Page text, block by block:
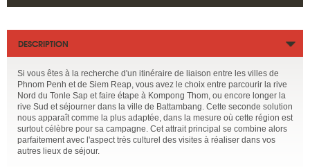
DESCRIPTION
Si vous êtes à la recherche d'un itinéraire de liaison entre les villes de
Phnom Penh et de Siem Reap, vous avez le choix entre parcourir la rive
Nord du Tonle Sap et faire étape à Kompong Thom, ou encore longer la
rive Sud et séjourner dans la ville de Battambang. Cette seconde solution
nous apparaît comme la plus adaptée, dans la mesure où cette région est
surtout célèbre pour sa campagne. Cet attrait principal se combine alors
parfaitement avec l'aspect très culturel des visites à réaliser dans vos
autres lieux de séjour.